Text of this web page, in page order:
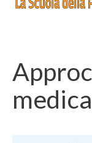
medica